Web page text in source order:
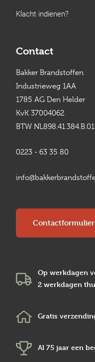
Klacht indienen?
Contact
Bakker Brandstoffen
Industrieweg 1AA
1785 AG Den Helder
KvK 37004062
BTW
0223 - 63 35 80
Contactformulier
Op werkdagen
2 werkdagen
Gratis
Al 75 jaar een